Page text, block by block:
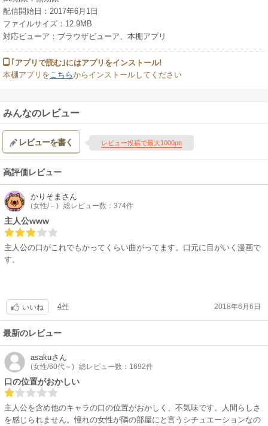
配信開始日：2017年6月1日
ファイルサイズ：12.9MB
対応ビューア：ブラウザビューア、本棚アプリ
｢アプリで読む｣にはアプリをインストール!
本棚アプリを こちらからインストールしてください
みんなのレビュー
レビューを書く レビュー投稿で最大1000pt!
高評価レビュー
かりそま さん
(女性/－) 総レビュー数：374件
主人公www
主人公の口がこれでもかってくらい曲がってます。口元に目がいく漫画で
す。
いいね 4件 2018年6月6日
最新のレビュー
asakuさん
(女性/60代～) 総レビュー数：1692件
口の位置がおかしい
主人公を含め他のキャラの口の位置がおかしく、不気味です。人間らしさ
を感じられません。憧れの女性が隣の部屋にと言うシチュエーションなの